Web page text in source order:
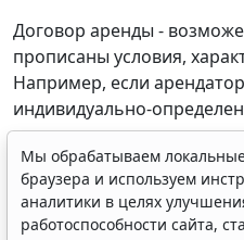
Договор аренды -
прописаны условия,
Например, если
индивидуально-
временное владение и
самостоятельно
свое программное
других пользователей.
Мы обрабатываем
браузера и используем
аналитики в целях
работоспособности сайта,